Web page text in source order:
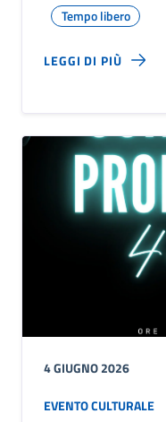
Tempo libero
LEGGI DI PIÙ
4 GIUGNO 2026
EVENTO CULTURALE